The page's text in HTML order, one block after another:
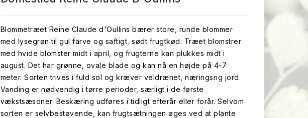
Blommetræet Reine Claude d'Oullins bærer store, runde blommer
med lysegrøn til gul farve og saftigt, sødt frugtkød. Træet blomstrer
med hvide blomster midt i april, og frugterne kan plukkes midt i
august. Det har grønne, ovale blade og kan nå en højde på 4-7
meter. Sorten trives i fuld sol og kræver veldrænet, næringsrig jord.
Vanding er nødvendig i tørre perioder, særligt i de første
vækstsæsoner. Beskæring udføres i tidligt efterår eller forår. Selvom
sorten er selvbestøvende, kan frugtsætningen øges ved at plante